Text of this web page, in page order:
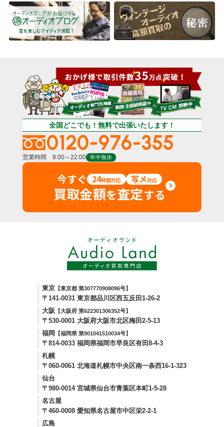
全国どこでも！無料で出張いたします！
0120-976-355
営業時間 8:00～22:00 年中無休
今すぐ 24時間対応 写メ対応
買取金額を査定する
東京 【東京都 第307770908096号】
〒141-0031 東京都品川区西五反田1-26-2
大阪
【大阪府 第622301306352号】
〒530-0001 大阪府大阪市北区梅田2-5-13
福岡
【福岡県 第901041510034号】
〒814-0033 福岡県福岡市早良区有田8-4-3
札幌
〒060-0061 北海道札幌市中央区南一条西16-1-323
仙台
〒980-0014 宮城県仙台市青葉区本町1-5-28
名古屋
〒460-0008 愛知県名古屋市中区栄2-2-1
広島